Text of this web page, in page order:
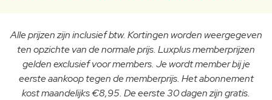
Alle prijzen zijn inclusief btw. Kortingen worden weergegeven
ten opzichte van de normale prijs. Luxplus memberprijzen
gelden exclusief voor members. Je wordt member bij je
eerste aankoop tegen de memberprijs. Het abonnement
kost maandelijks €8,95. De eerste 30 dagen zijn gratis.